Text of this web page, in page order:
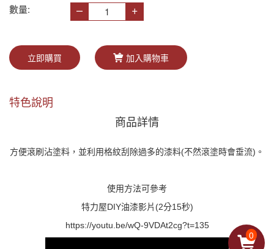
數量: – +
立即購買 加入購物車
特色說明
商品詳情
方便滾刷沾塗料，並利用格紋刮除過多的漆料(不然滾塗時會垂流)。
使用方法可參考
特力屋DIY油漆影片(2分15秒)
https://youtu.be/wQ-9VDAt2cg?t=135
0